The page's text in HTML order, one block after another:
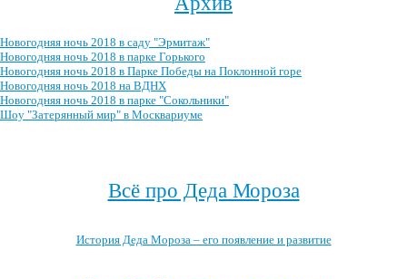
Новогодняя ночь 2018 в саду "Эрмитаж"
Новогодняя ночь 2018 в парке Горького
Новогодняя ночь 2018 в Парке Победы на Поклонной горе
Новогодняя ночь 2018 на ВДНХ
Новогодняя ночь 2018 в парке "Сокольники"
Шоу "Затерянный мир" в Москвариуме
Всё про Деда Мороза
История Деда Мороза – его появление и развитие